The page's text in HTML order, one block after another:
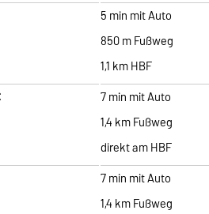
5 min mit Auto
850 m Fußweg
1,1 km HBF
7 min mit Auto
1,4 km Fußweg
direkt am HBF
7 min mit Auto
1,4 km Fußweg